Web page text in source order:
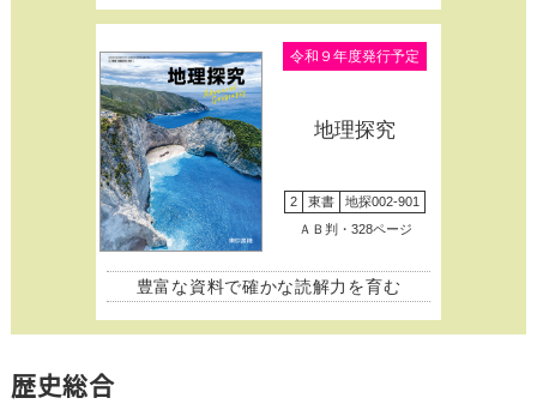
令和９年度発行予定
地理探究
2 東書
地探002-901
ＡＢ判・328ページ
豊富な資料で確かな読解力を育む
歴史総合